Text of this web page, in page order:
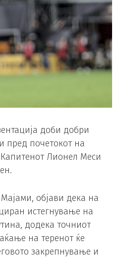
доби добри
пред почетокот на
Лионел Меси
објави дека на
истегнување на
додека точниот
на теренот ќе
закрепнување и